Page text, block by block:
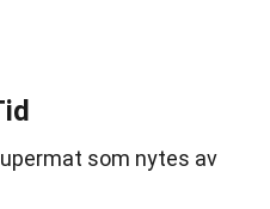
som nytes av